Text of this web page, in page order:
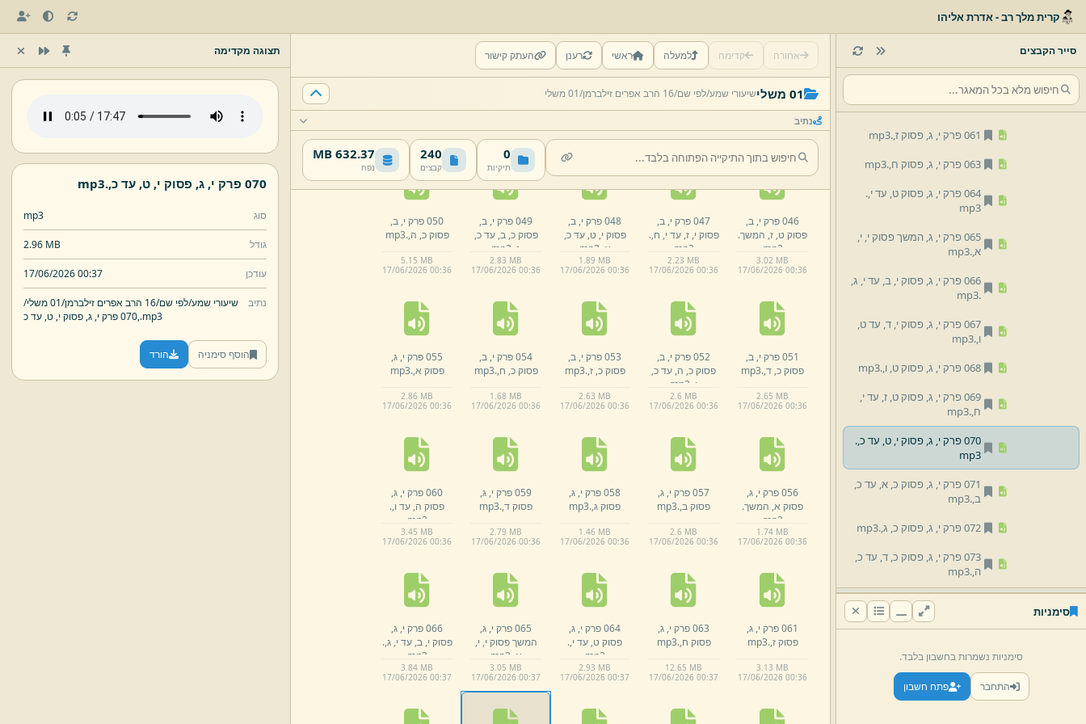
קרית מלך רב - אדרת אליהו
סייר הקבצים
058 פרק י,
ג,פסוק ג,.
mp3
060 פרק י,
mp3
061 פרק י,
ג, פסוק ז,.
mp3
063 פרק י,
ג, פסוק ח,.
mp3
064 פרק י,
ג, פסוק ט, עד י,.
mp3
065 פרק י,
ג, המשך פסוק י, י,
א,.
mp3
066 פרק י,
ג, פסוק י, ב, עד י, ג,
.
mp3
067 פרק י,
ג, פסוק י, ד, עד ט,
ו,.
mp3
068 פרק י,
ג, פסוק ט, ו,.
mp3
069 פרק י,
ג, פסוק ט, ז, עד י,
ח,.
mp3
070 פרק י,
ג, פסוק י, ט, עד כ,.
mp3
071 פרק י,
ג, פסוק כ, א, עד כ,
ב,.
mp3
072 פרק י,
ג, פסוק כ, ג,.
mp3
073 פרק י,
ג, פסוק כ, ד, עד כ,
ה,.
mp3
ד,פסוק א,.
mp3
075 פרק י,
ד,פסוק א,.
mp3
076 פרק י,
ד, פסוק ב,
077 פרק י,
ד,פסוק ג,
סימניות
סימניות נשמרות בחשבון בלבד.
התחבר פתח חשבון
אחורה קדימה למעלה ראשי רענן העתק קישור
01 משלי שיעורי שמע/לפי שם/16 הרב אפרים זילברמן/ 01 משלי
נתיב
0
תיקיות
240
קבצים
632.37 MB
נפח
פסוק י,א,.
mp3
17/06/2026 00:36
פסוק י, א,המשך.
mp3
17/06/2026 00:36
פסוק י,ב,.
mp3
17/06/2026 00:36
.
mp3
17/06/2026 00:36
ז,.
mp3
17/06/2026 00:36
046 פרק י,
ב,
פסוק ט, ז, המשך.
mp3
3.02 MB
17/06/2026 00:36
047 פרק י,
ב,
פסוק י, ז, עד י, ח,.
mp3
2.23 MB
17/06/2026 00:36
048 פרק י,
ב,
פסוק י, ט, עד כ,
א, mp3
1.89 MB
17/06/2026 00:36
049 פרק י,
ב,
פסוק כ, ב, עד כ,
ג, mp3
2.83 MB
17/06/2026 00:36
050 פרק י,
ב,
פסוק כ, ה,.
mp3
5.15 MB
17/06/2026 00:36
051 פרק י,
ב,
פסוק כ, ד,.
mp3
2.65 MB
17/06/2026 00:36
052 פרק י,
ב,
פסוק כ, ה, עד כ,
ו, mp3
2.6 MB
17/06/2026 00:36
053 פרק י,
ב,
פסוק כ, ז,.
mp3
2.63 MB
17/06/2026 00:36
054 פרק י,
ב,
פסוק כ, ח,.
mp3
1.68 MB
17/06/2026 00:36
055 פרק י,
ג,
פסוק א,.
mp3
2.86 MB
17/06/2026 00:36
056 פרק י,
ג,
פסוק א, המשך.
mp3
1.74 MB
17/06/2026 00:36
057 פרק י,
ג,
פסוק ב,.
mp3
2.6 MB
17/06/2026 00:36
058 פרק י,
ג,
פסוק ג,.
mp3
1.46 MB
17/06/2026 00:36
059 פרק י,
ג,
פסוק ד,.
mp3
2.79 MB
17/06/2026 00:36
060 פרק י,
ג,
פסוק ה, עד ו,.
mp3
3.45 MB
17/06/2026 00:36
061 פרק י,
ג,
פסוק ז,.
mp3
3.13 MB
17/06/2026 00:36
063 פרק י,
ג,
פסוק ח,.
mp3
12.65 MB
17/06/2026 00:37
064 פרק י,
ג,
פסוק ט, עד י,.
mp3
2.93 MB
17/06/2026 00:37
065 פרק י,
ג,
המשך פסוק י, י,
א, mp3
3.05 MB
17/06/2026 00:37
066 פרק י,
ג,
פסוק י, ב, עד י, ג,.
mp3
3.84 MB
17/06/2026 00:37
תצוגה מקדימה
070 פרק י, ג, פסוק י, ט, עד כ,.
mp3
סוג mp3
גודל 2.96 MB
עודכן 17/06/2026 00:37
נתיב שיעורי שמע/לפי שם/16 הרב אפרים זילברמן/
01 משלי/
070 פרק י,
ג, פסוק י, ט, עד כ,.mp3
הוסף סימניה הורד